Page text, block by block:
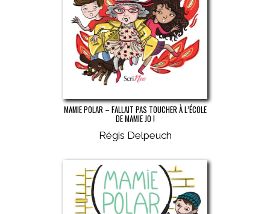
MAMIE POLAR – FALLAIT PAS TOUCHER À L’ÉCOLE
DE MAMIE JO !
Régis Delpeuch